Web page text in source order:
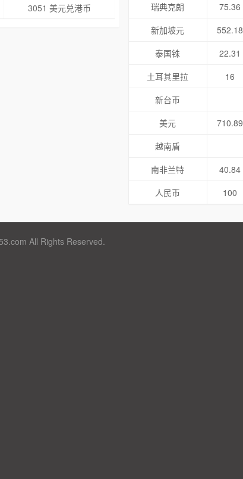
3051 美元兑港币
瑞典克朗
75.36
新加坡元
552.18
泰国铢
22.31
土耳其里拉
16
新台币
美元
710.89
越南盾
南非兰特
40.84
人民币
100
All Rights Reserved.